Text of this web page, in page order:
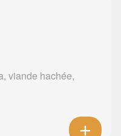
viande hachée,